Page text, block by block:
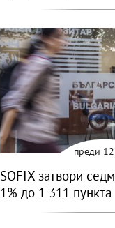
преди 12
SOFIX затвори
1% до 1 311 пункта